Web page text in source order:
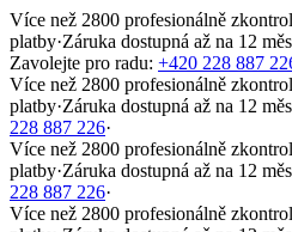
Více než 2800 profesionálně
platby·Záruka dostupná až na 12
Zavolejte pro radu: +420 228 887
Více než 2800 profesionálně
platby·Záruka dostupná až na 12
228 887 226·
Více než 2800 profesionálně
platby·Záruka dostupná až na 12
228 887 226·
Více než 2800 profesionálně